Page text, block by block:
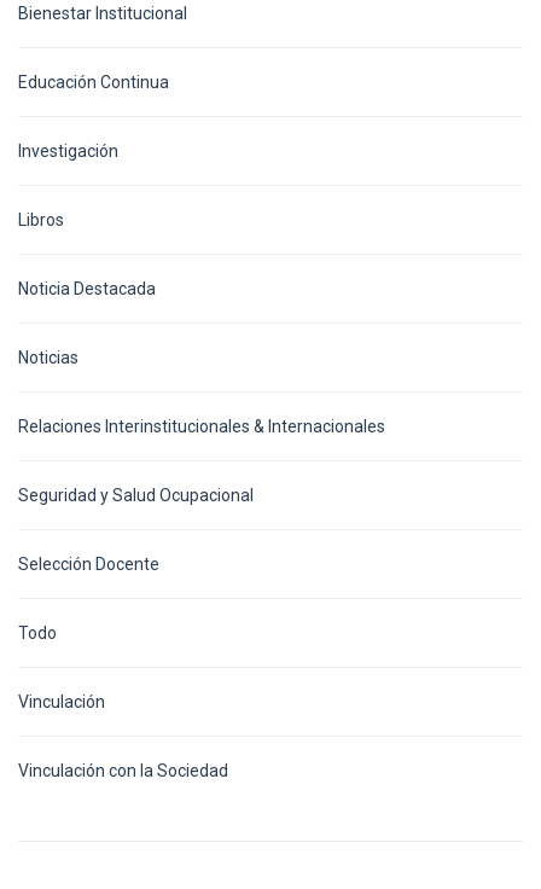
Bienestar Institucional
Educación Continua
Investigación
Libros
Noticia Destacada
Noticias
Relaciones Interinstitucionales & Internacionales
Seguridad y Salud Ocupacional
Selección Docente
Todo
Vinculación
Vinculación con la Sociedad